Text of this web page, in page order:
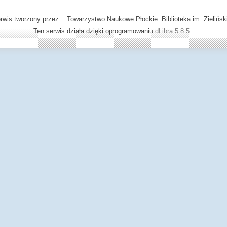
tworzony przez : Towarzystwo Naukowe Płockie. Biblioteka im.
Ten serwis działa dzięki oprogramowaniu dLibra 5.8.5